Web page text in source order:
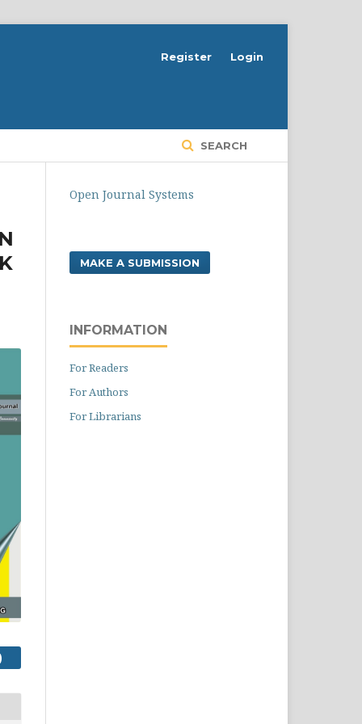
SEARCH
Register Login
Open Journal Systems
MAKE A SUBMISSION
INFORMATION
For Readers
For Authors
For Librarians